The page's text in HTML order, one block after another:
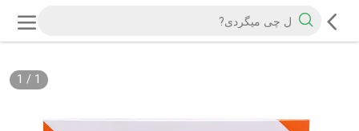
1
/
1